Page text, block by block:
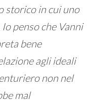
storico in cui uno
penso che Vanni
bene
agli ideali
non nel
mal